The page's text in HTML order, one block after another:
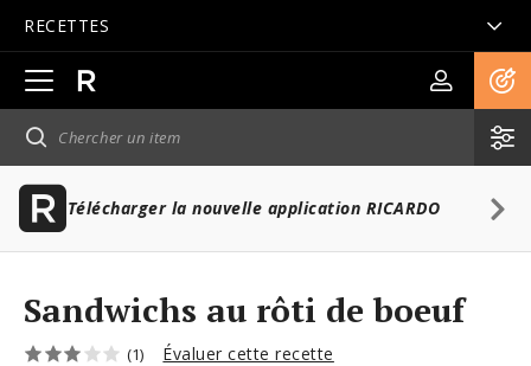
RECETTES
Ouvrir
la
navigation
principale
Télécharger la nouvelle application RICARDO
Sandwichs au rôti de boeuf
(1) Évaluer cette recette